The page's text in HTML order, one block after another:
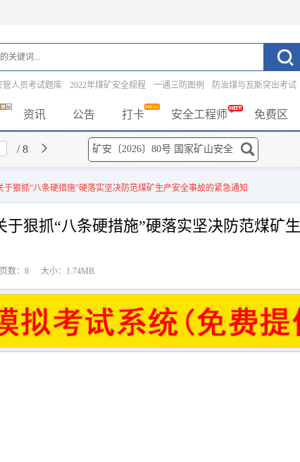
管人员考试题库 2022年煤矿安全规程 一通三防图例
防治煤与瓦斯突出考试
资讯 公告 打卡 安全工程师 免费区
/ 8
狠抓“八条硬措施”硬落实坚决防范煤矿生产安全事故的紧急通知
狠抓“八条硬措施”硬落实坚决防范煤矿生
页数：8 大小：1.74MB